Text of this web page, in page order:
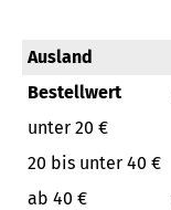
Ausland
Bestellwert
unter 20 €
20 bis unter 40 €
ab 40 €